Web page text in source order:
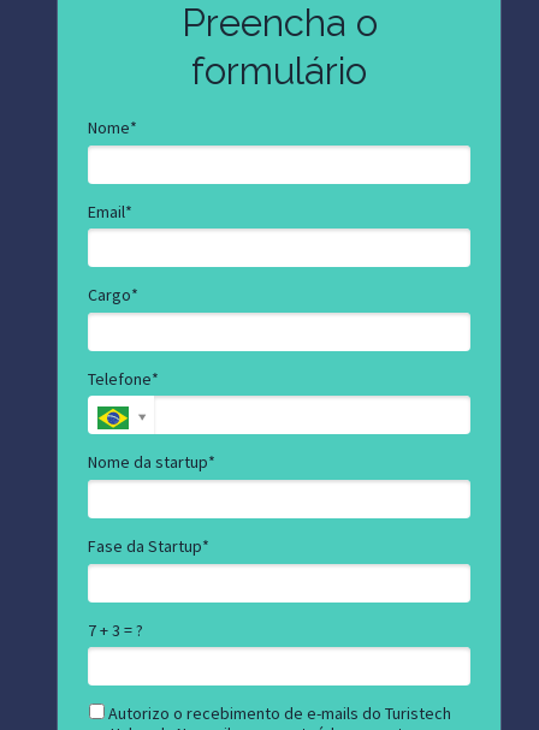
Preencha o
formulário
Nome*
Email*
Cargo*
Telefone*
Nome da startup*
Fase da Startup*
7 + 3 = ?
Autorizo o recebimento de e-mails do Turistech